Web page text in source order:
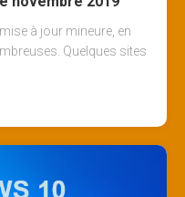
à jour mineure, en
Quelques sites